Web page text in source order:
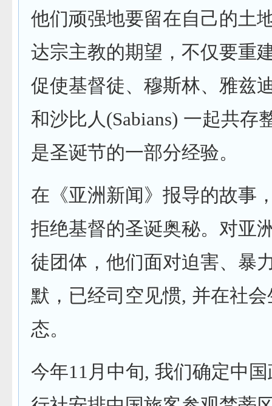
他们顽强地要留在自己的土
达宗主教的期望，不仅要重
促使基督徒、穆斯林、雅兹
和沙比人(Sabians) 一起共存
是圣诞节的一部分经验。
在《亚洲新闻》报导的故事
拒绝基督的圣诞奥秘。对亚
徒团体，他们面对迫害、暴
默，已经司空见惯, 并在社
态。
今年11月中旬, 我们确定中